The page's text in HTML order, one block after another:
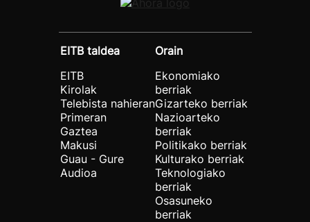
EITB taldea
EITB
Kirolak
Telebista nahieran
Primeran
Gaztea
Makusi
Guau - Gure
Audioa
Orain
Ekonomiako
berriak
Gizarteko berriak
Nazioarteko
berriak
Politikako berriak
Kulturako berriak
Teknologiako
berriak
Osasuneko
berriak